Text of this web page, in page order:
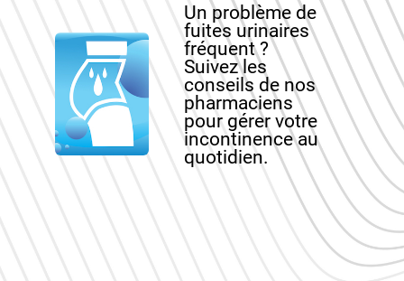
Un problème de
fuites urinaires
fréquent ?
Suivez les
conseils de nos
pharmaciens
pour gérer votre
incontinence au
quotidien.